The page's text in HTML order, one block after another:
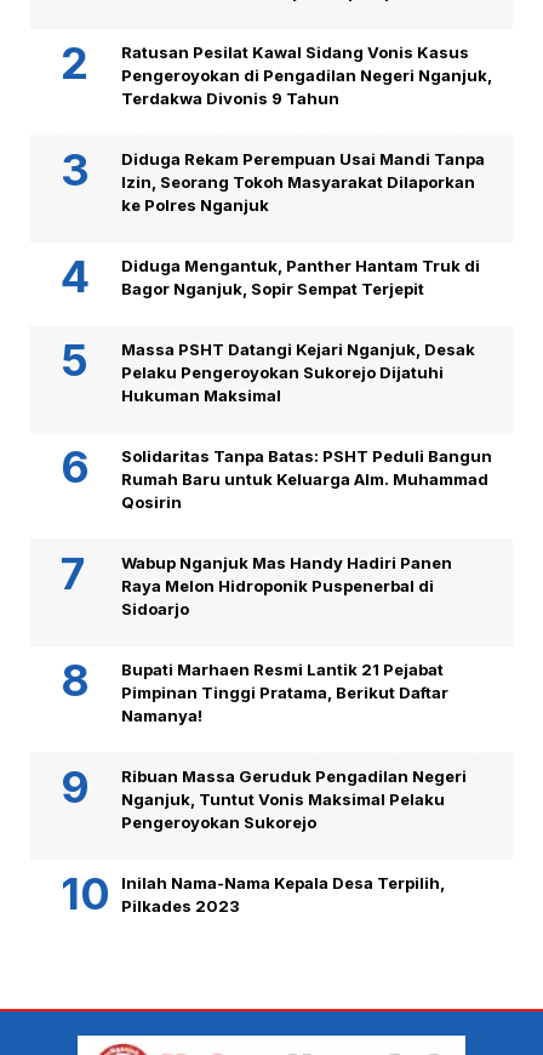
Ratusan Pesilat Kawal Sidang Vonis Kasus
Pengeroyokan di Pengadilan Negeri Nganjuk,
Terdakwa Divonis 9 Tahun
Diduga Rekam Perempuan Usai Mandi Tanpa
Izin, Seorang Tokoh Masyarakat Dilaporkan
ke Polres Nganjuk
Diduga Mengantuk, Panther Hantam Truk di
Bagor Nganjuk, Sopir Sempat Terjepit
Massa PSHT Datangi Kejari Nganjuk, Desak
Pelaku Pengeroyokan Sukorejo Dijatuhi
Hukuman Maksimal
Solidaritas Tanpa Batas: PSHT Peduli Bangun
Rumah Baru untuk Keluarga Alm. Muhammad
Qosirin
Wabup Nganjuk Mas Handy Hadiri Panen
Raya Melon Hidroponik Puspenerbal di
Sidoarjo
Bupati Marhaen Resmi Lantik 21 Pejabat
Pimpinan Tinggi Pratama, Berikut Daftar
Namanya!
Ribuan Massa Geruduk Pengadilan Negeri
Nganjuk, Tuntut Vonis Maksimal Pelaku
Pengeroyokan Sukorejo
Inilah Nama-Nama Kepala Desa Terpilih,
Pilkades 2023